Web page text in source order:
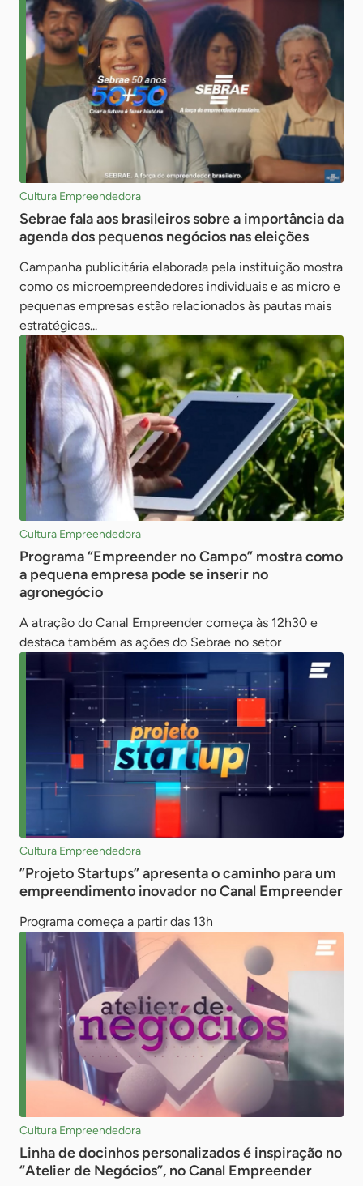
Cultura Empreendedora
Sebrae fala aos brasileiros sobre a importância da
agenda dos pequenos negócios nas eleições
Campanha publicitária elaborada pela instituição mostra
como os microempreendedores individuais e as micro e
pequenas empresas estão relacionados às pautas mais
estratégicas...
Cultura Empreendedora
Programa “Empreender no Campo” mostra como
a pequena empresa pode se inserir no
agronegócio
A atração do Canal Empreender começa às 12h30 e
destaca também as ações do Sebrae no setor
Cultura Empreendedora
”Projeto Startups” apresenta o caminho para um
empreendimento inovador no Canal Empreender
Programa começa a partir das 13h
Cultura Empreendedora
Linha de docinhos personalizados é inspiração no
“Atelier de Negócios”, no Canal Empreender